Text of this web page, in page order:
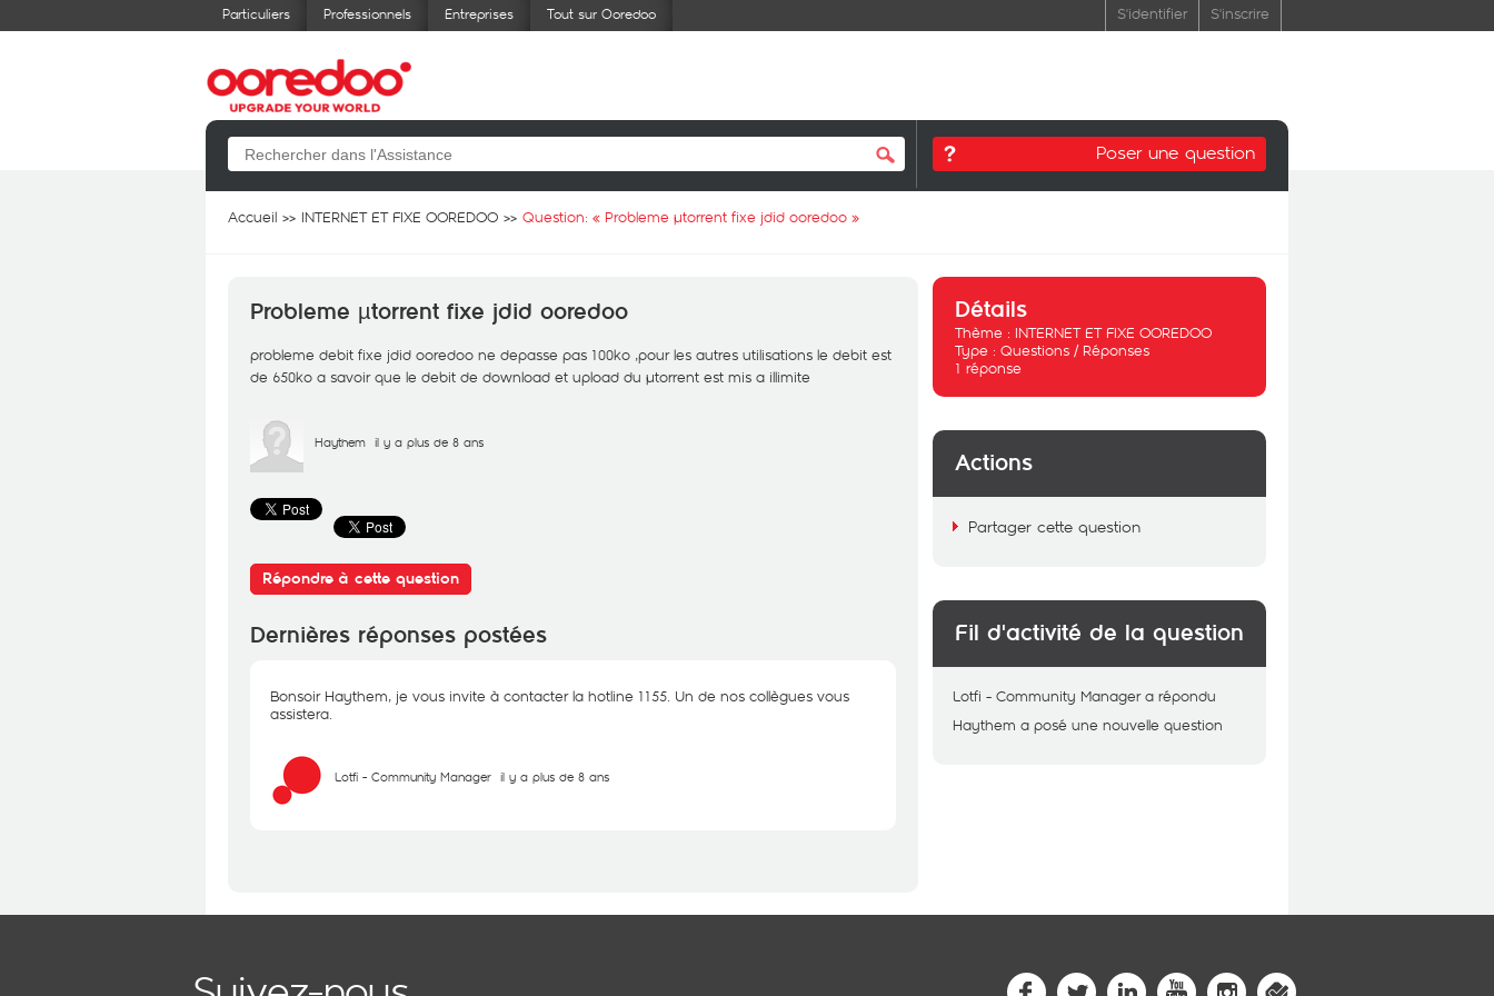
Particuliers Professionnels Entreprises Tout sur Ooredoo S'identifier S'inscrire
Poser une question
Accueil INTERNET ET FIXE OOREDOO Question: « Probleme µtorrent fixe jdid ooredoo »
Probleme µtorrent fixe jdid ooredoo
probleme debit fixe jdid ooredoo ne depasse pas 100ko ,pour les autres utilisations le debit est
de 650ko a savoir que le debit de download et upload du µtorrent est mis a illimite
Haythem il y a plus de 8 ans
Répondre à cette question
Dernières réponses postées
Bonsoir Haythem, je vous invite à contacter la hotline 1155. Un de nos collègues vous
assistera.
Lotfi - Community Manager il y a plus de 8 ans
Détails
Thème : INTERNET ET FIXE OOREDOO
Type : Questions / Réponses
1 réponse
Actions
Partager cette question
Fil d'activité de la question
Lotfi - Community Manager a répondu
Haythem a posé une nouvelle question